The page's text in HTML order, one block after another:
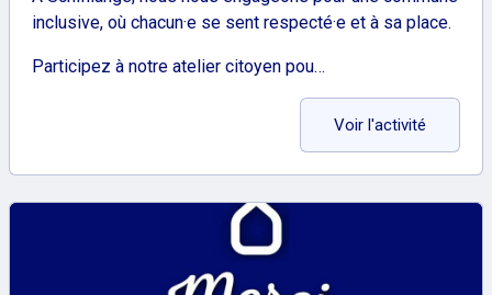
inclusive, où chacun·e se sent respecté·e et à sa place.
Participez à notre atelier citoyen pou…
Voir l'activité